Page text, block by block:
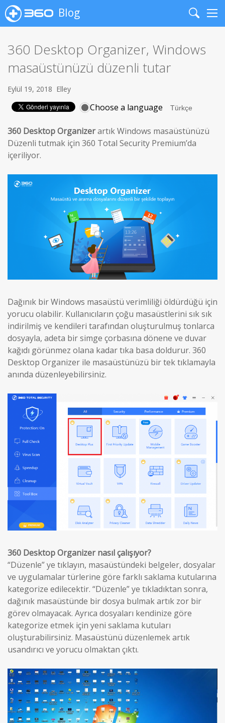
Blog
Search
360 Desktop Organizer, Windows
masaüstünüzü düzenli tutar
Eylül 19, 2018 Elley
Choose a language
360 Desktop Organizerartık Windows masaüstünüzü
Düzenli tutmak için 360 Total Security Premium’da
içeriliyor.
Dağınık bir Windows masaüstü verimliliği öldürdüğü için
yorucu olabilir. Kullanıcıların çoğu masaüstlerini sık sık
indirilmiş ve kendileri tarafından oluşturulmuş tonlarca
dosyayla, adeta bir simge çorbasına dönene ve duvar
kağıdı görünmez olana kadar tıka basa doldurur. 360
Desktop Organizer ile masaüstünüzü bir tek tıklamayla
anında düzenleyebilirsiniz.
360 Desktop Organizer nasıl çalışıyor?
“Düzenle” ye tıklayın, masaüstündeki belgeler, dosyalar
ve uygulamalar türlerine göre farklı saklama kutularına
kategorize edilecektir. “Düzenle” ye tıkladıktan sonra,
dağınık masaüstünde bir dosya bulmak artık zor bir
görev olmayacak. Ayrıca dosyaları kendinize göre
kategorize etmek için yeni saklama kutuları
oluşturabilirsiniz. Masaüstünü düzenlemek artık
usandırıcı ve yorucu olmaktan çıktı.